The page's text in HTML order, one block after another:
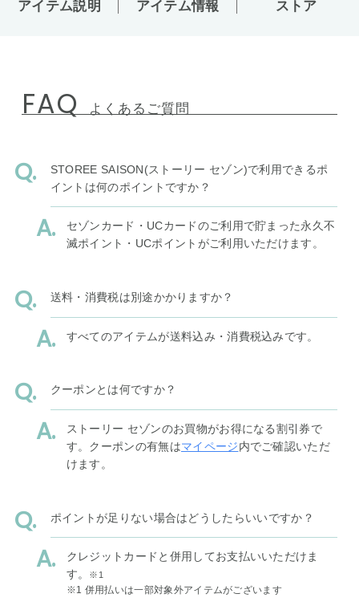
アイテム説明 アイテム情報 ストア
FAQ よくあるご質問
STOREE SAISON(ストーリー セゾン)で利用できるポ
イントは何のポイントですか？
セゾンカード・UCカードのご利用で貯まった永久不
滅ポイント・UCポイントがご利用いただけます。
送料・消費税は別途かかりますか？
すべてのアイテムが送料込み・消費税込みです。
クーポンとは何ですか？
ストーリー セゾンのお買物がお得になる割引券で
す。クーポンの有無はマイページ内でご確認いただ
けます。
ポイントが足りない場合はどうしたらいいですか？
クレジットカードと併用してお支払いいただけま
す。
※1
※1 併用払いは一部対象外アイテムがございます